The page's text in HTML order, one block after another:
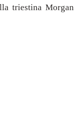
triestina Morgan